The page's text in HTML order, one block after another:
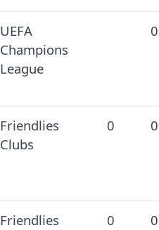
UEFA
Champions
League
0
Friendlies
Clubs
0 0
Friendlies 0 0